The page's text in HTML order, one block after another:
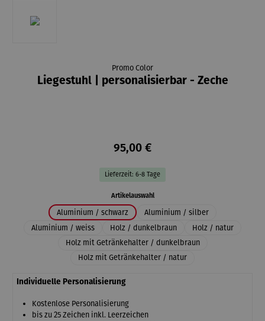
Promo Color
Liegestuhl | personalisierbar - Zeche
95,00 €
Lieferzeit: 6-8 Tage
Artikelauswahlauswählen
Aluminium / schwarz
Aluminium / silber
Aluminium / weiss
Holz / dunkelbraun
Holz / natur
Holz mit Getränkehalter / dunkelbraun
Holz mit Getränkehalter / natur
Individuelle Personalisierung
Kostenlose Personalisierung
bis zu 25 Zeichen inkl. Leerzeichen